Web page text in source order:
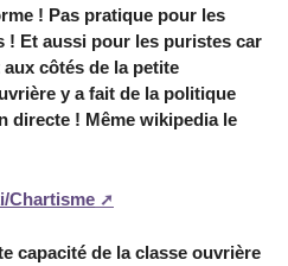
! Pas pratique pour les
! Et aussi pour les puristes car
côtés de la petite
y a fait de la politique
directe ! Même wikipedia le
Chartisme
capacité de la classe ouvrière